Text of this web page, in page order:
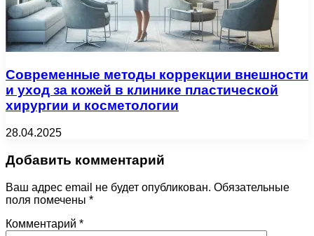
Современные методы коррекции внешности
и уход за кожей в клинике пластической
хирургии и косметологии
28.04.2025
Добавить комментарий
Ваш адрес email не будет опубликован. Обязательные
поля помечены *
Комментарий *